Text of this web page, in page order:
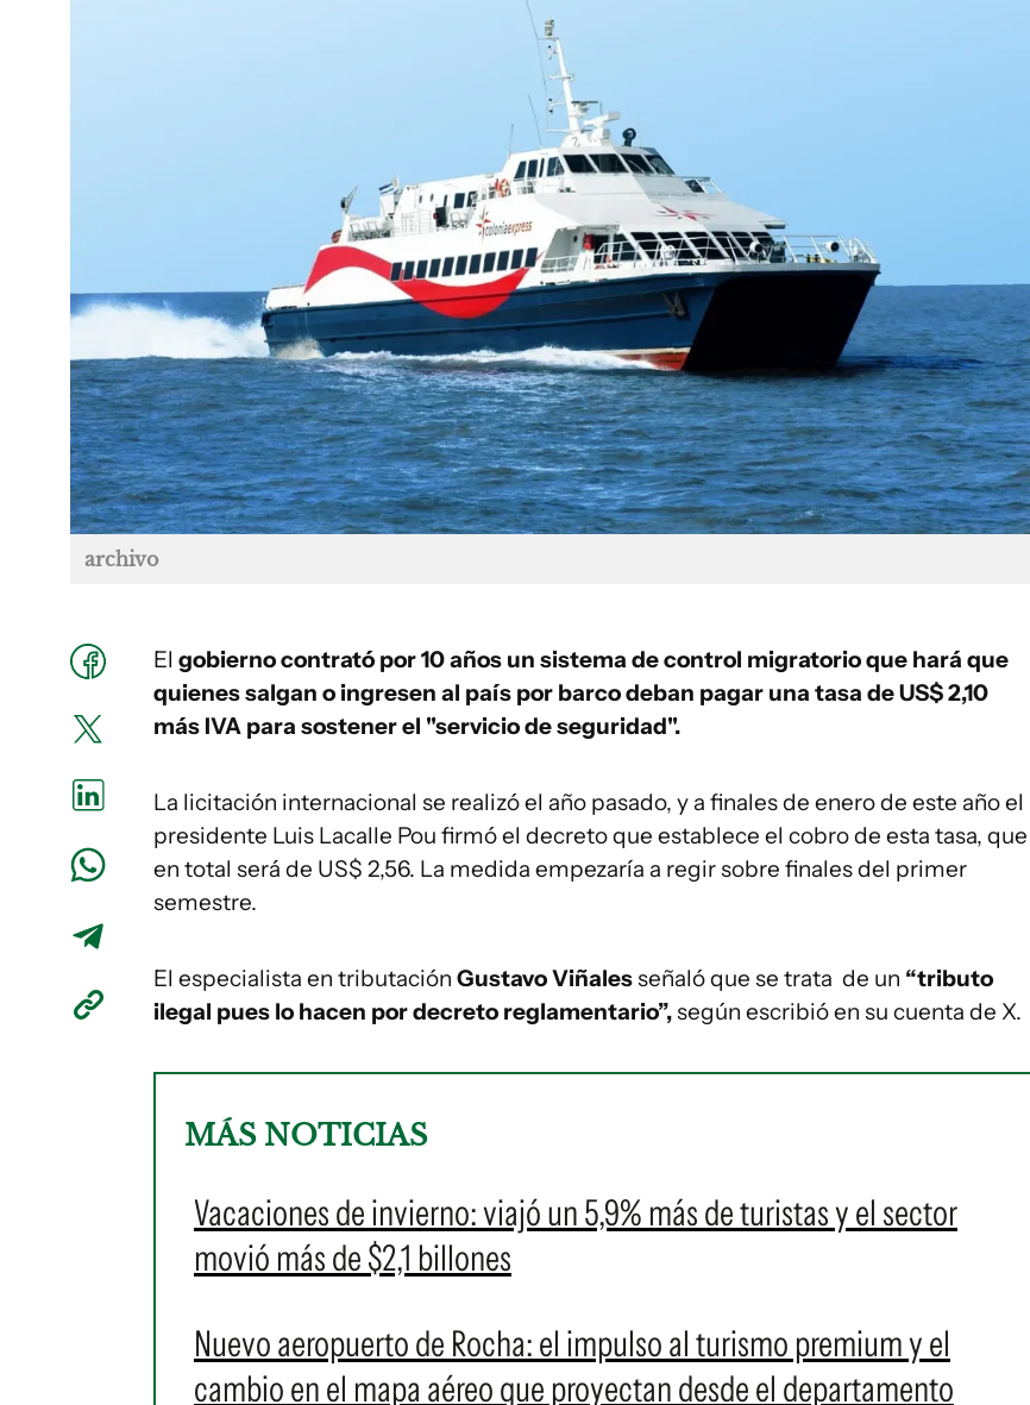
archivo
El gobierno contrató por 10 años un sistema de control migratorio que hará que
quienes salgan o ingresen al país por barco deban pagar una tasa de US$ 2,10
más IVA para sostener el "servicio de seguridad".
La licitación internacional se realizó el año pasado, y a finales de enero de este año el
presidente Luis Lacalle Pou firmó el decreto que establece el cobro de esta tasa, que
en total será de US$ 2,56. La medida empezaría a regir sobre finales del primer
semestre.
El especialista en tributación Gustavo Viñalesseñaló que se trata de un “tributo
ilegal pues lo hacen por decreto reglamentario”,según escribió en su cuenta de X.
MÁS NOTICIAS
Vacaciones de invierno: viajó un 5,9% más de turistas y el sector
movió más de $2,1 billones
Nuevo aeropuerto de Rocha: el impulso al turismo premium y el
cambio en el mapa aéreo que proyectan desde el departamento